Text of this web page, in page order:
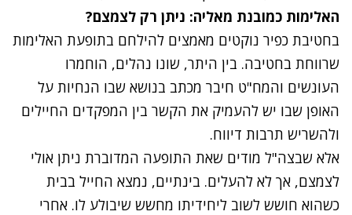
האלימות כמובנת מאליה: ניתן רק לצמצם?
בחטיבת כפיר נוקטים מאמצים להילחם בתופעת האלימות
שרווחת בחטיבה. בין היתר, שונו נהלים, הוחמרו
העונשים והמח"ט חיבר מכתב בנושא שבו הנחיות על
האופן שבו יש להעמיק את הקשר בין המפקדים החיילים
ולהשריש תרבות דיווח.
אלא שבצה"ל מודים שאת התופעה המדוברת ניתן אולי
לצמצם, אך לא להעלים. בינתיים, נמצא החייל בבית
כשהוא חושש לשוב ליחידיתו מחשש שיבולע לו. אחרי